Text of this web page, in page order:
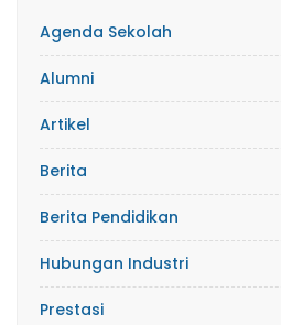
Agenda Sekolah
Alumni
Artikel
Berita
Berita Pendidikan
Hubungan Industri
Prestasi